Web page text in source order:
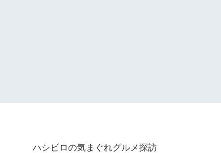
ハシビロの気まぐれグルメ探訪